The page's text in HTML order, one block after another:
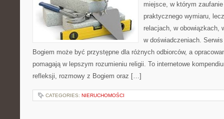
miejsce, w którym
praktycznego wymiaru,
relacjach, w obowiązkach,
w doświadczeniach.
Bogiem może być przystępne dla różnych odbiorców, a
pomagają w lepszym rozumieniu religii. To internetowe
refleksji, rozmowy z Bogiem oraz […]
CATEGORIES: NIERUCHOMOŚCI